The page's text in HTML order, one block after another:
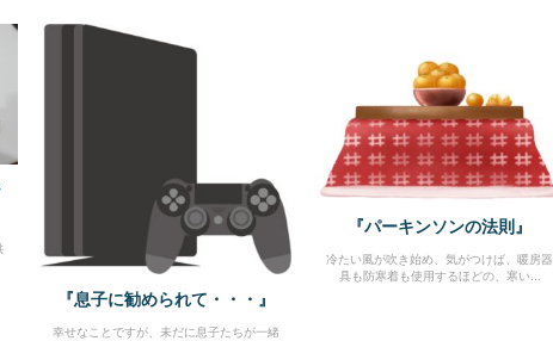
『息子に勧められて・・・』
幸せなことですが、未だに息子たちが一緒
『パーキンソンの法則』
冷たい風が吹き始め、気がつけば、暖房器
具も防寒着も使用するほどの、寒い...